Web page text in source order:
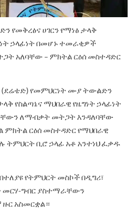
የመቅረፅና ሀገርን የማነፅ ታላቅ
ኃላፊነት በመሆኑ ተመራቂዎች
አለባቸው – ምክትል ርዕሰ መስተዳድር
(ደሬቴድ) የመምህርነት ሙያ ትውልድን
የስልጣኔና ማህበራዊ የዜግነት ኃላፊነት
ለማብቃት መትጋት እንዳለባቸው
ምክትል ርዕሰ መስተዳድር የማህበራዊ
ትምህርት ቢሮ ኃላፊ አቶ አንተነህ ፈቃዱ
የትምህርት መስኮች በዲግሪ፣
ግብር ያስተማራቸውን
ዙር አስመርቋል።